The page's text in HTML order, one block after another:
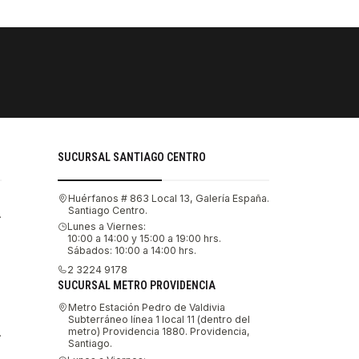
SUCURSAL SANTIAGO CENTRO
Huérfanos # 863 Local 13, Galería España.
Santiago Centro.
Lunes a Viernes:
10:00 a 14:00 y 15:00 a 19:00 hrs.
Sábados: 10:00 a 14:00 hrs.
2 3224 9178
SUCURSAL METRO PROVIDENCIA
Metro Estación Pedro de Valdivia
Subterráneo línea 1 local 11 (dentro del
metro) Providencia 1880. Providencia,
Santiago.